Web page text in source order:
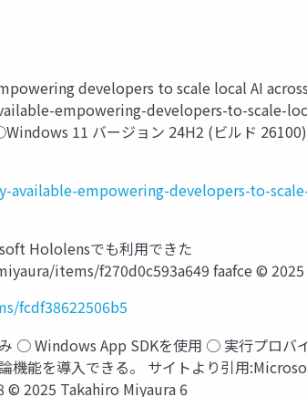
developers to scale local AI
empowering-developers-to-scale-
11 バージョン 24H2 (ビルド 26100)
empowering-developers-to-
Hololensでも利用できた
items/f270d0c593a649 faafce © 2025
fcdf38622506b5
○ Windows App SDKを使用 ○ 実行プロバ
機能を導入できる。 サイトより引用
2025 Takahiro Miyaura 6